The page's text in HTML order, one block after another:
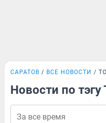
САРАТОВ ВСЕ НОВОСТИ
Новости по